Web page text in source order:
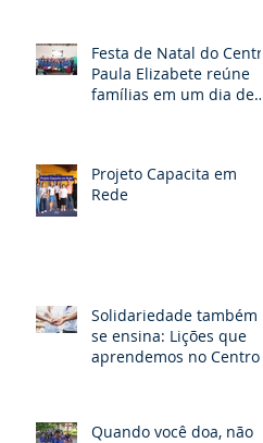
Festa de Natal do Centro
Paula Elizabete reúne
famílias em um dia de
Projeto Capacita em
Rede
Solidariedade também
se ensina: Lições que
aprendemos no Centro
Quando você doa, não